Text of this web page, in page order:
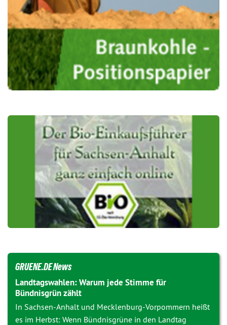
GRUENE.DE News
Landtagswahlen: Warum jede Stimme für
Bündnisgrün zählt
In Sachsen-Anhalt und Mecklenburg-Vorpommern heißt
es im Herbst: Wenn Bündnisgrüne in den Landtag